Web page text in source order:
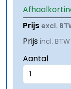
Prijs excl.
Prijs incl. BTW
Aantal